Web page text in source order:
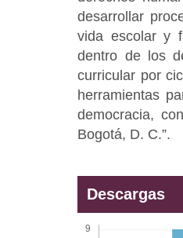
desarrollar
vida escolar y
dentro de los
curricular por
herramientas
democracia,
Bogotá, D. C.”.
Descargas